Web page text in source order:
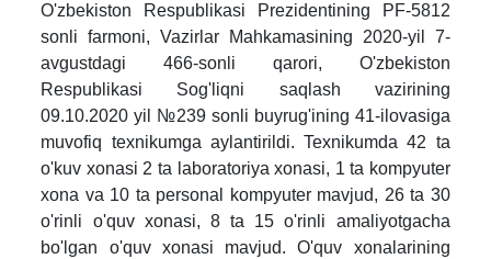
O'zbekiston Respublikasi Prezidentining PF-5812
sonli farmoni, Vazirlar Mahkamasining 2020-yil 7-
avgustdagi 466-sonli qarori, O'zbekiston
Respublikasi Sog'liqni saqlash vazirining
09.10.2020 yil №239 sonli buyrug'ining 41-ilovasiga
muvofiq texnikumga aylantirildi. Texnikumda 42 ta
o'kuv xonasi 2 ta laboratoriya xonasi, 1 ta kompyuter
xona va 10 ta personal kompyuter mavjud, 26 ta 30
o'rinli o'quv xonasi, 8 ta 15 o'rinli amaliyotgacha
bo'lgan o'quv xonasi mavjud. O'quv xonalarining